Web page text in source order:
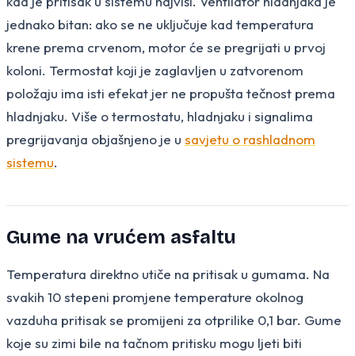
jednako bitan: ako se ne uključuje kad temperatura
krene prema crvenom, motor će se pregrijati u prvoj
koloni. Termostat koji je zaglavljen u zatvorenom
položaju ima isti efekat jer ne propušta tečnost prema
hladnjaku. Više o termostatu, hladnjaku i signalima
pregrijavanja objašnjeno je u savjetu o rashladnom
sistemu.
Gume na vrućem asfaltu
Temperatura direktno utiče na pritisak u gumama. Na
svakih 10 stepeni promjene temperature okolnog
vazduha pritisak se promijeni za otprilike 0,1 bar. Gume
koje su zimi bile na tačnom pritisku mogu ljeti biti